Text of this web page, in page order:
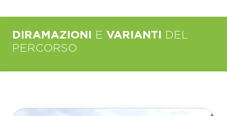
DIRAMAZIONI E VARIANTI
DEL
PERCORSO